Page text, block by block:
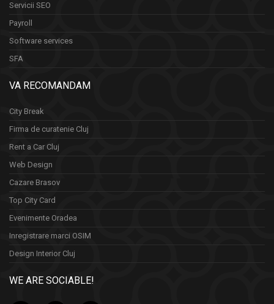
Servicii SEO
Payroll
Software services
SFA
VA RECOMANDAM
City Break
Firma de curatenie Cluj
Rent a Car Cluj
Web Design
Cazare Brasov
Top City Card
Evenimente Oradea
Inregistrare marci OSIM
Design Interior Cluj
WE ARE SOCIABLE!